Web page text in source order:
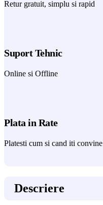
Retur gratuit, simplu si rapid
Suport Tehnic
Online si Offline
Plata in Rate
Platesti cum si cand iti convine
Descriere